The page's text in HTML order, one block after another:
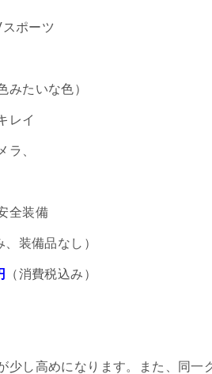
ポーツ
みたいな色）
レイ
ラ、
全装備
、装備品なし）
（消費税込み）
少し高めになります。また、同一